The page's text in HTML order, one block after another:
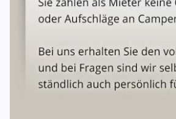
Bitte beachten sie den vereinbarten
Mieter hat nur Versicherungsschutz in
bis zum pünktlichen Rückgabe. Das
vereinbarten Zustand zurückzugeben.
haftet der Mieter auch im Rahmen